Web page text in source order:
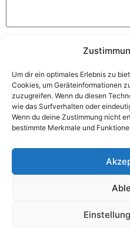
Um dir ein optimales Erlebnis zu
Cookies, um Geräteinformationen
zuzugreifen. Wenn du diesen
wie das Surfverhalten oder
Wenn du deine Zustimmung nicht
bestimmte Merkmale und
E-Mail-Adresse*
für meinen nächsten